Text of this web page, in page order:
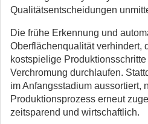
Qualitätsentscheidungen
Die frühe Erkennung und
Oberflächenqualität verhindert,
kostspielige
Verchromung durchlaufen.
im Anfangsstadium aussortiert,
Produktionsprozess erneut
zeitsparend und wirtschaftlich.